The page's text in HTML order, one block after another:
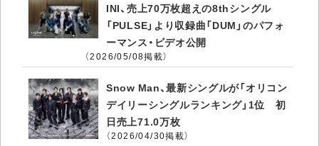
INI、売上70万枚超えの8thシングル
「PULSE」より収録曲「DUM」のパフォ
ーマンス・ビデオ公開
（2026/05/08掲載）
Snow Man、最新シングルが「オリコン
デイリーシングルランキング」1位 初
日売上71.0万枚
（2026/04/30掲載）